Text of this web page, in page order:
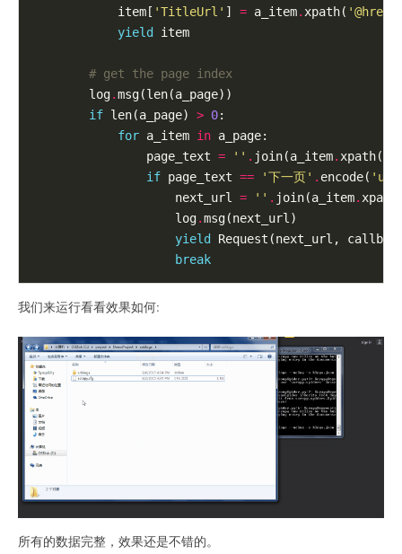
            item[
'TitleUrl' ] = a_item. xpath( '@href'
yield
item
# get the page index
        log
.msg(len(a_page))
if len(a_page) > 0:
for a_item in a_page:
                page_text
= '' . join(a_item. xpath(
if page_text == '下一页' . encode(
                    next_url
= '' . join(a_item.
                    log
.msg(next_url)
yield
Request(next_url,
break
我们来运行看看效果如何:
所有的数据完整，效果还是不错的。